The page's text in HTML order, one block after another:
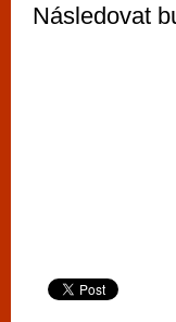
Následovat